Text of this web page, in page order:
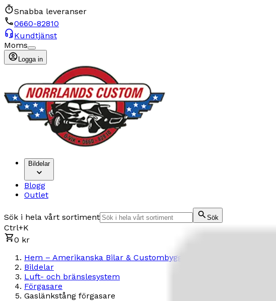
Snabba leveranser
0660-82810
Kundtjänst
Moms
Logga in
Bildelar
Blogg
Outlet
Sök i hela vårt sortiment Sök
Ctrl+K
0 kr
Hem – Amerikanska Bilar & Custombyggen
Bildelar
Luft- och bränslesystem
Förgasare
Gaslänkstång förgasare